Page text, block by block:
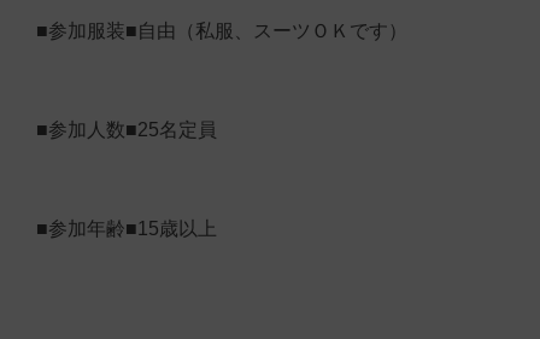
■参加服装■自由（私服、スーツＯＫです）
■参加人数■25名定員
■参加年齢■15歳以上